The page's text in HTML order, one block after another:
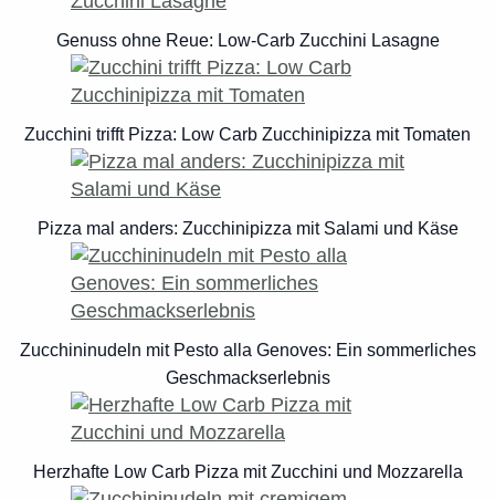
Genuss ohne Reue: Low-Carb Zucchini Lasagne
Zucchini trifft Pizza: Low Carb Zucchinipizza mit Tomaten
Pizza mal anders: Zucchinipizza mit Salami und Käse
Zucchininudeln mit Pesto alla Genoves: Ein sommerliches
Geschmackserlebnis
Herzhafte Low Carb Pizza mit Zucchini und Mozzarella